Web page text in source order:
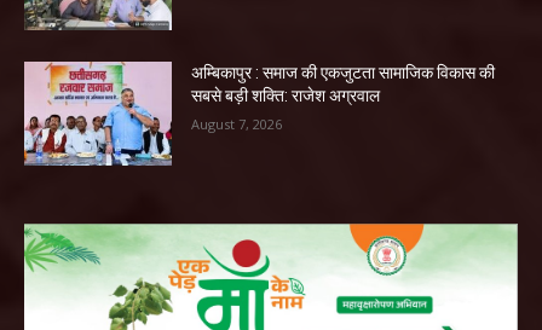
अम्बिकापुर : समाज की एकजुटता सामाजिक विकास की
सबसे बड़ी शक्ति: राजेश अग्रवाल
August 7, 2026